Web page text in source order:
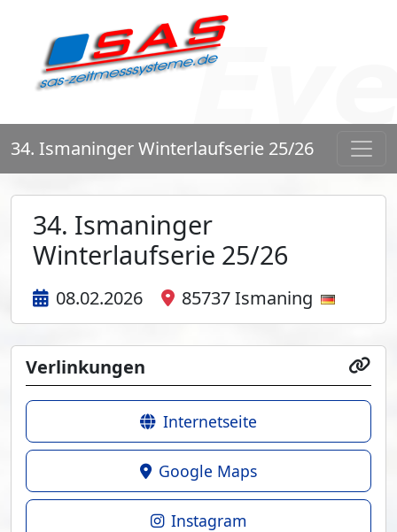
34. Ismaninger Winterlaufserie 25/26
34. Ismaninger
Winterlaufserie 25/26
08.02.2026 85737 Ismaning
Verlinkungen
Internetseite
Google Maps
Instagram